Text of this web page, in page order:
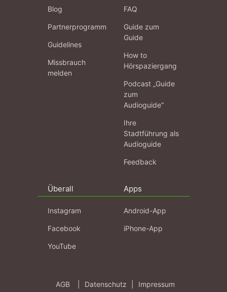
Blog
Partnerprogramm
Guidelines
Missbrauch
melden
FAQ
Guide zum
Guide
How to
Hörspaziergang
Podcast „Guide
zum
Audioguide“
Ihre
Stadtführung als
Audioguide
Feedback
Überall
Instagram
Facebook
YouTube
Apps
Android-App
iPhone-App
AGB Datenschutz Impressum